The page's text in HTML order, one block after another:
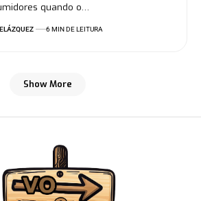
quando o…
6 MIN DE LEITURA
Show More